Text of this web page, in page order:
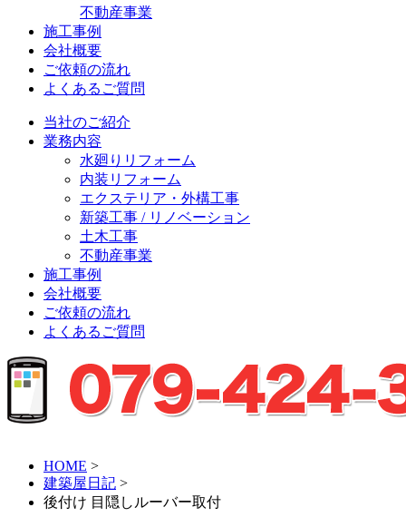
不動産事業
施工事例
会社概要
ご依頼の流れ
よくあるご質問
当社のご紹介
業務内容
水廻りリフォーム
内装リフォーム
エクステリア・外構工事
新築工事 / リノベーション
土木工事
不動産事業
施工事例
会社概要
ご依頼の流れ
よくあるご質問
HOME >
建築屋日記 >
後付け 目隠しルーバー取付